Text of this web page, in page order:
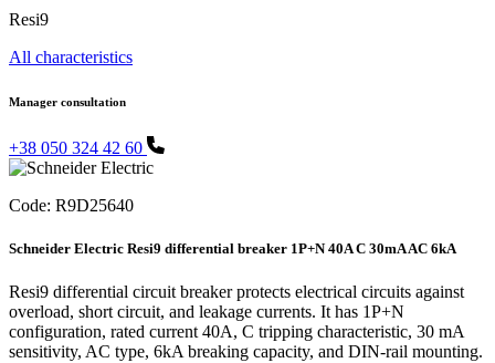
Resi9
All characteristics
Manager consultation
+38 050 324 42 60
Code: R9D25640
Schneider Electric Resi9 differential breaker 1P+N 40A C 30mA AC 6kA
Resi9 differential circuit breaker protects electrical circuits against
overload, short circuit, and leakage currents. It has 1P+N
configuration, rated current 40A, C tripping characteristic, 30 mA
sensitivity, AC type, 6kA breaking capacity, and DIN-rail mounting.